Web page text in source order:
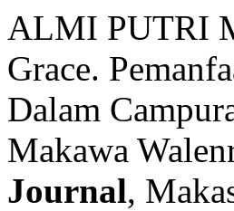
ALMI PUTRI
Grace.
Dalam
Makawa
Journal,